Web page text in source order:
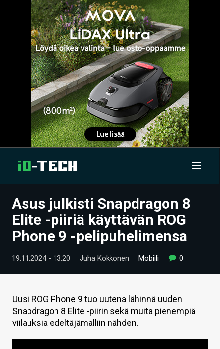
UUTISET
ARTIKKELIT
VIDEOT
TECHBBS
TIETOA
HINTA.FI
Asus julkisti Snapdragon 8
Elite -piiriä käyttävän ROG
Phone 9 -pelipuhelimensa
19.11.2024 - 13:20 Juha Kokkonen Mobiili 0
Uusi ROG Phone 9 tuo uutena lähinnä uuden
Snapdragon 8 Elite -piirin sekä muita pienempiä
viilauksia edeltäjämalliin nähden.